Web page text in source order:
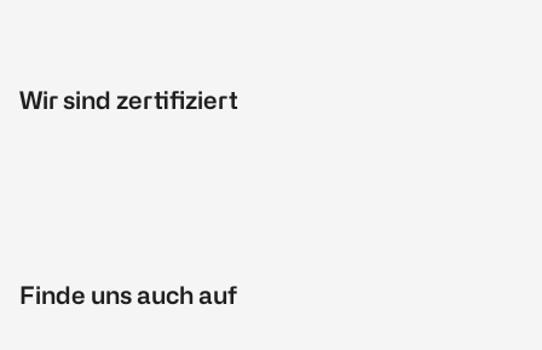
Wir sind zertifiziert
Finde uns auch auf